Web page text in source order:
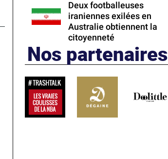
Deux footballeuses
iraniennes exilées en
Australie obtiennent la
citoyenneté
Nos partenaires